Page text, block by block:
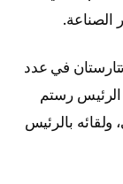
الصناعة.
في عدد
الرئيس رستم
ولقائه بالرئيس